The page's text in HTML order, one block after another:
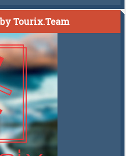
Tourix.Team